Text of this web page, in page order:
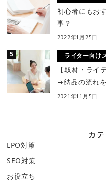
初心者にもお
事？
2022年1月25日
ライター向け
【取材・ラ
→納品の流れ
2021年11月5日
カ
LPO対策
SEO対策
お役立ち